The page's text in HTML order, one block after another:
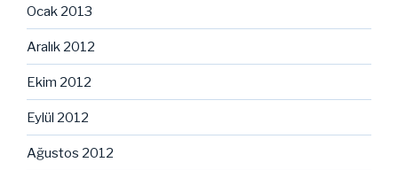
Ocak 2013
Aralık 2012
Ekim 2012
Eylül 2012
Ağustos 2012